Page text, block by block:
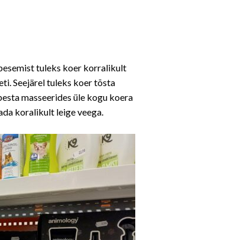
tuleks koer korralikult
Seejärel tuleks koer tõsta
masseerides üle kogu koera
koralikult leige veega.